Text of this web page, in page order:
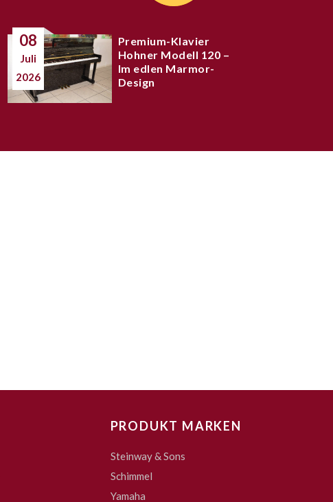
08
Juli
2026
Premium-Klavier
Hohner Modell 120 –
Im edlen Marmor-
Design
PRODUKT MARKEN
Steinway & Sons
Schimmel
Yamaha